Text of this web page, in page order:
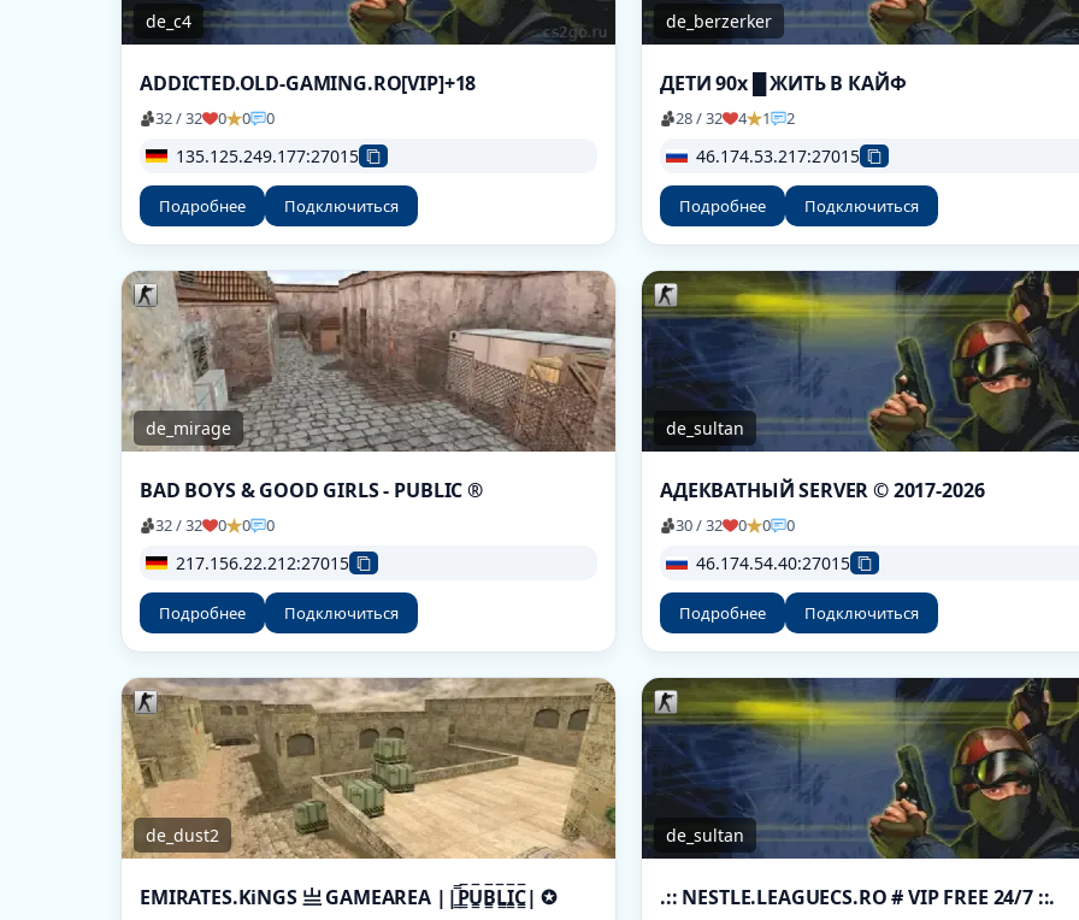
de_c4
ADDICTED.OLD-GAMING.RO[VIP]+18
32 / 32 0 0 0
135.125.249.177:27015
Подробнее Подключиться
de_berzerker
ДЕТИ 90х █ ЖИТЬ В КАЙФ
28 / 32 4 1 2
46.174.53.217:27015
Подробнее Подключиться
de_mirage
BAD BOYS & GOOD GIRLS - PUBLIC ®
32 / 32 0 0 0
217.156.22.212:27015
Подробнее Подключиться
de_sultan
АДЕКВАТНЫЙ SERVER © 2017-2026
30 / 32 0 0 0
46.174.54.40:27015
Подробнее Подключиться
de_dust2
EMIRATES.KiNGS 亗 GAMEAREA ||͇̿P͇̿U͇̿B͇̿L͇̿I͇̿C͇̿| ✪
de_sultan
.:: NESTLE.LEAGUECS.RO # VIP FREE 24/7 ::.